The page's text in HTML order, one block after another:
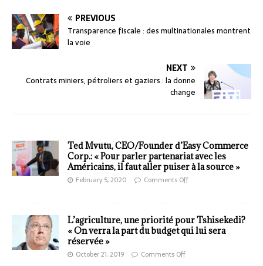
PREVIOUS
Transparence fiscale : des multinationales montrent
la voie
NEXT
Contrats miniers, pétroliers et gaziers : la donne
change
Ted Mvutu, CEO/Founder d’Easy Commerce
Corp.: « Pour parler partenariat avec les
Américains, il faut aller puiser à la source »
February 5, 2020 Comments Off
L’agriculture, une priorité pour Tshisekedi?
« On verra la part du budget qui lui sera
réservée »
October 21, 2019 Comments Off